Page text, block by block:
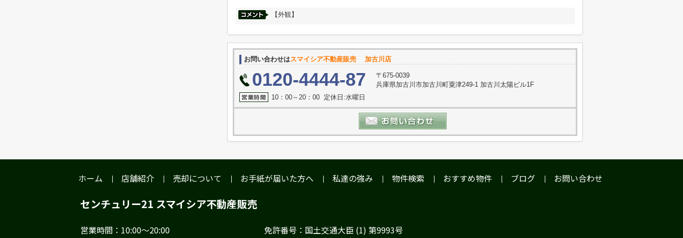
【外観】
お問い合わせはスマイシア不動産販売 加古川店
0120-4444-87
〒675-0039
兵庫県加古川市加古川町粟津249-1 加古川太陽ビル1F
10：00～20：00 定休日:水曜日
ホーム 店舗紹介 売却について お手紙が届いた方へ 私達の強み 物件検索 おすすめ物件 ブログ お問い合わせ
センチュリー21 スマイシア不動産販売
営業時間：10:00～20:00
免許番号：国土交通大臣 (1) 第9993号